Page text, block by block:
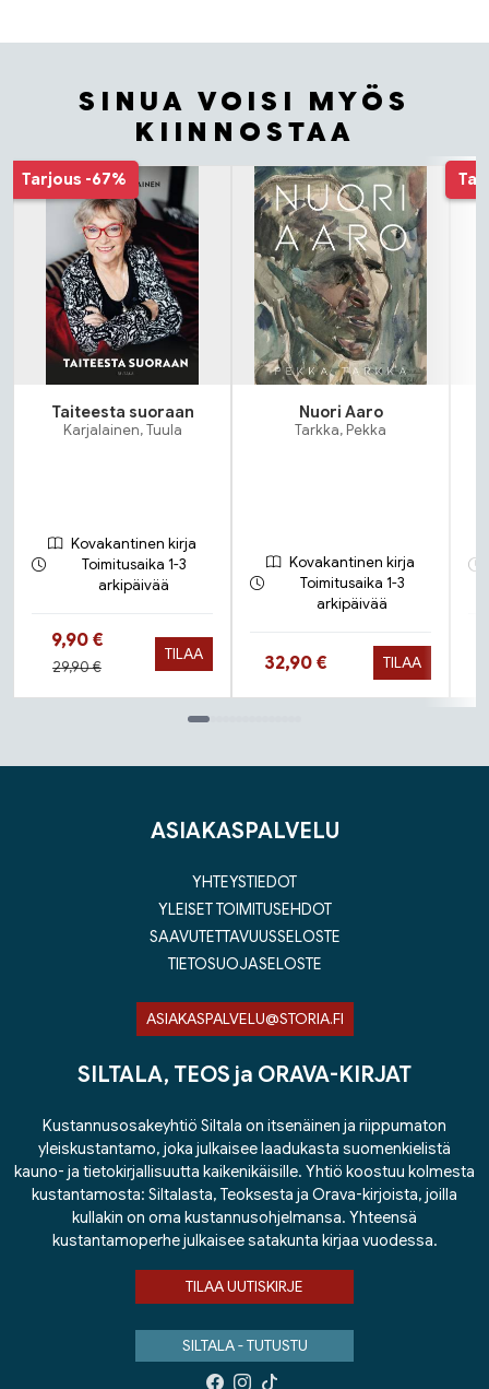
SINUA VOISI MYÖS
KIINNOSTAA
Tuoteluettelon alku
Tarjous -67%
Taiteesta suoraan
Karjalainen, Tuula
Kovakantinen kirja
Toimitusaika 1-3
arkipäivää
Hinta nyt
9,90 €
Hinta aiemmin
29,90 €
TILAA
Nuori Aaro
Tarkka, Pekka
Kovakantinen kirja
Toimitusaika 1-3
arkipäivää
Hinta nyt
32,90 € TILAA
ASIAKASPALVELU
YHTEYSTIEDOT
YLEISET TOIMITUSEHDOT
SAAVUTETTAVUUSSELOSTE
TIETOSUOJASELOSTE
ASIAKASPALVELU@STORIA.FI
SILTALA, TEOS ja ORAVA-KIRJAT
Kustannusosakeyhtiö Siltala on itsenäinen ja riippumaton
yleiskustantamo, joka julkaisee laadukasta suomenkielistä
kauno- ja tietokirjallisuutta kaikenikäisille. Yhtiö koostuu kolmesta
kustantamosta: Siltalasta, Teoksesta ja Orava-kirjoista, joilla
kullakin on oma kustannusohjelmansa. Yhteensä
kustantamoperhe julkaisee satakunta kirjaa vuodessa.
TILAA UUTISKIRJE
SILTALA - TUTUSTU